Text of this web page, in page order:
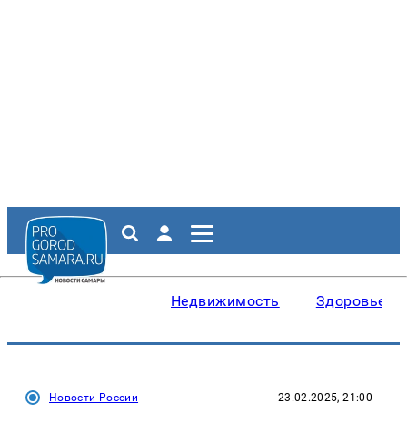
Недвижимость Здоровье
Новости России 23.02.2025, 21:00